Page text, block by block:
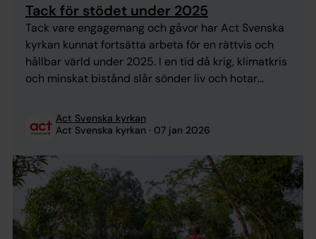
Tack för stödet under 2025
Tack vare engagemang och gåvor har Act Svenska
kyrkan kunnat fortsätta arbeta för en rättvis och
hållbar värld under 2025. I en tid då krig, klimatkris
och minskat bistånd slår sönder liv och hotar
företag, församlingar med flera ovärderligt. Act
Svenska kyrkan arbetar inom fem fokusområden –
Act Svenska kyrkan
Act Svenska kyrkan
07 jan 2026